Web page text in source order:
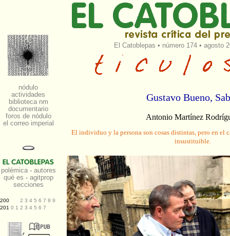
El Catoblepas • número 174• agosto
Gustavo Bueno,
Antonio Martínez
El individuo y la persona son cosas distintas, pero en el
insustituible.